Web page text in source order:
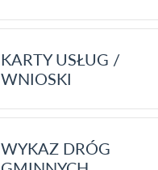
KARTY USŁUG /
WNIOSKI
WYKAZ DRÓG